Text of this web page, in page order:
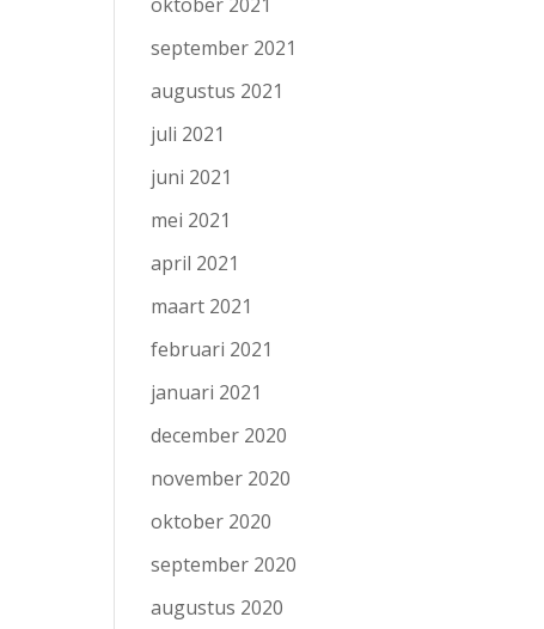
september 2021
augustus 2021
juli 2021
juni 2021
mei 2021
april 2021
maart 2021
februari 2021
januari 2021
december 2020
november 2020
oktober 2020
september 2020
augustus 2020